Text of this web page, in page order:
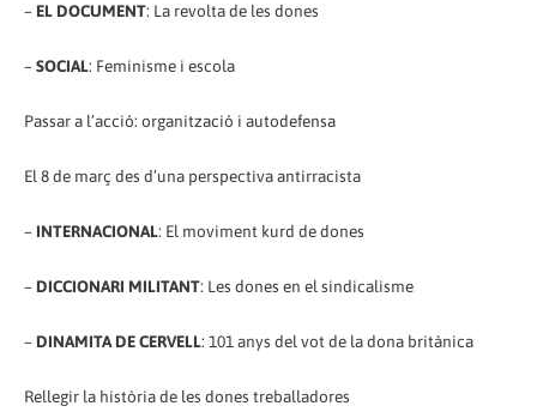
– EL DOCUMENT: La revolta de les dones
–SOCIAL: Feminisme i escola
Passar a l’acció: organització i autodefensa
El 8 de març des d’una perspectiva antirracista
– INTERNACIONAL: El moviment kurd de dones
– DICCIONARI MILITANT: Les dones en el sindicalisme
– DINAMITA DE CERVELL: 101 anys del vot de la dona britànica
Rellegir la història de les dones treballadores